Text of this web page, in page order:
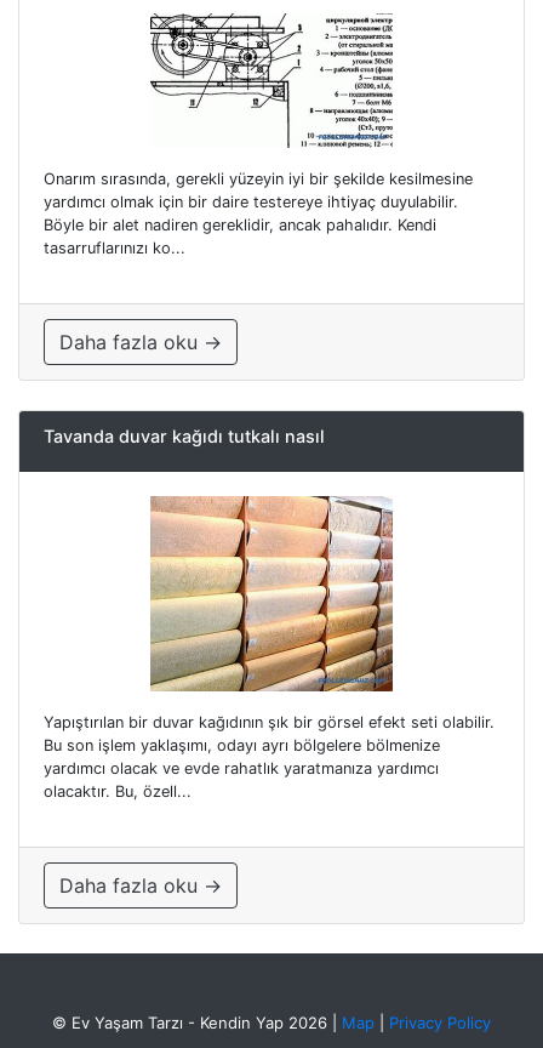
Onarım sırasında, gerekli yüzeyin iyi bir şekilde kesilmesine
yardımcı olmak için bir daire testereye ihtiyaç duyulabilir.
Böyle bir alet nadiren gereklidir, ancak pahalıdır. Kendi
tasarruflarınızı ko...
Daha fazla oku →
Tavanda duvar kağıdı tutkalı nasıl
Yapıştırılan bir duvar kağıdının şık bir görsel efekt seti olabilir.
Bu son işlem yaklaşımı, odayı ayrı bölgelere bölmenize
yardımcı olacak ve evde rahatlık yaratmanıza yardımcı
olacaktır. Bu, özell...
Daha fazla oku →
© Ev Yaşam Tarzı - Kendin Yap 2026 Map Privacy Policy